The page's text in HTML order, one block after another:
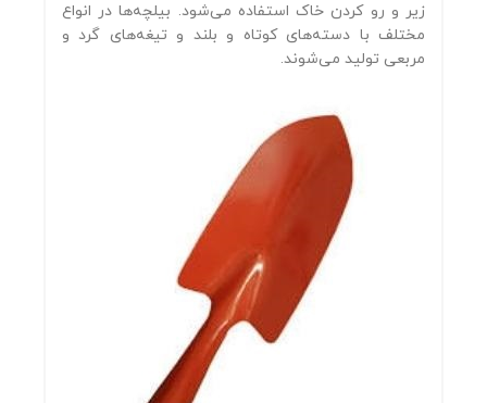
زیر و رو کردن خاک استفاده می‌شود. بیلچه‌ها در انواع
مختلف با دسته‌های کوتاه و بلند و تیغه‌های گرد و
مربعی تولید می‌شوند.